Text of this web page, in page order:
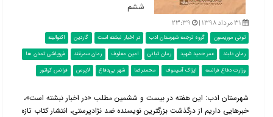
ششم
۳۱ مرداد ۱۳۹۸ | ۲۳:۳۹
تونی موریسون گروه ترجمه شهرستان ادب در اخبار نبشته است گاردین
اکتوالیته
رمان دلبند
عمر حمید شهید رمان تبانی امین معلوف رمان سمرقند
فروپاشی تمدن ها
وزارت دفاع فرانسه
ایزاک آسیموف محمدرضا شهر بی‌دفاع لاپرس فرانس کولتور
شهرستان ادب: این هفته در بیست و ششمین مطلب «در اخبار نبشته است»،
خبرهایی داریم از درگذشت بزرگترین نویسنده ضد نژادپرستی، انتشار کتاب تازه